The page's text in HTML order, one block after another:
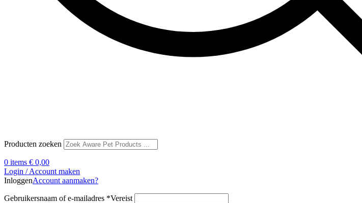
Producten zoeken
0 items € 0,00
Login / Account maken
InloggenAccount aanmaken?
Gebruikersnaam of e-mailadres *Vereist